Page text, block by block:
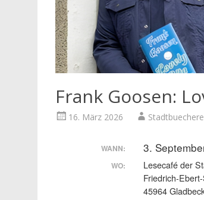
Frank Goosen:
16. März 2026
WANN: 3.
WO:
Lesecafé der
Friedrich-
45964